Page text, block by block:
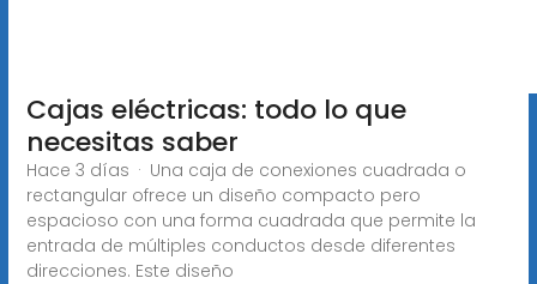
Cajas eléctricas: todo lo que
necesitas saber
Hace 3 días · Una caja de conexiones cuadrada o
rectangular ofrece un diseño compacto pero
espacioso con una forma cuadrada que permite la
entrada de múltiples conductos desde diferentes
direcciones. Este diseño